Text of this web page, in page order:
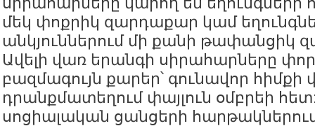
մեկ փոքրիկ զարդաքար կամ
անկյուններում մի քանի թափանցիկ
Ավելի վառ երանգի սիրահարները
բազմագույն քարեր՝ գունավոր
դրանքմատեղում փայլուն օմբրեի
սոցիալական ցանցերի